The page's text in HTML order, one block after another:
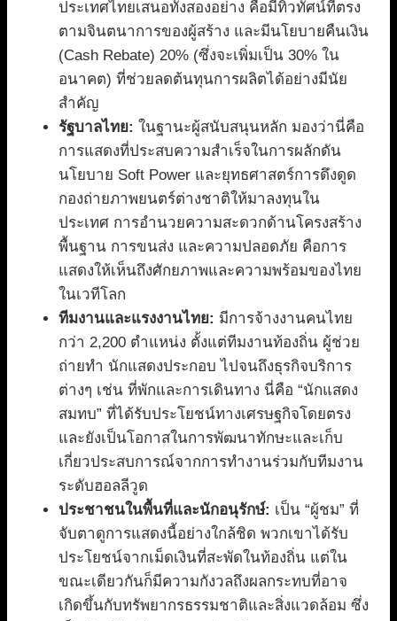
ประเทศไทยเสนอทั้งสองอย่าง คือมีทิวทัศน์ที่ตรง
ตามจินตนาการของผู้สร้าง และมีนโยบายคืนเงิน
(Cash Rebate) 20% (ซึ่งจะเพิ่มเป็น 30% ใน
อนาคต) ที่ช่วยลดต้นทุนการผลิตได้อย่างมีนัย
สำคัญ
รัฐบาลไทย: ในฐานะผู้สนับสนุนหลัก มองว่านี่คือ
การแสดงที่ประสบความสำเร็จในการผลักดัน
นโยบาย Soft Power และยุทธศาสตร์การดึงดูด
กองถ่ายภาพยนตร์ต่างชาติให้มาลงทุนใน
ประเทศ การอำนวยความสะดวกด้านโครงสร้าง
พื้นฐาน การขนส่ง และความปลอดภัย คือการ
แสดงให้เห็นถึงศักยภาพและความพร้อมของไทย
ในเวทีโลก
ทีมงานและแรงงานไทย: มีการจ้างงานคนไทย
กว่า 2,200 ตำแหน่ง ตั้งแต่ทีมงานท้องถิ่น ผู้ช่วย
ถ่ายทำ นักแสดงประกอบ ไปจนถึงธุรกิจบริการ
ต่างๆ เช่น ที่พักและการเดินทาง นี่คือ “นักแสดง
สมทบ” ที่ได้รับประโยชน์ทางเศรษฐกิจโดยตรง
และยังเป็นโอกาสในการพัฒนาทักษะและเก็บ
เกี่ยวประสบการณ์จากการทำงานร่วมกับทีมงาน
ระดับฮอลลีวูด
ประชาชนในพื้นที่และนักอนุรักษ์: เป็น “ผู้ชม” ที่
จับตาดูการแสดงนี้อย่างใกล้ชิด พวกเขาได้รับ
ประโยชน์จากเม็ดเงินที่สะพัดในท้องถิ่น แต่ใน
ขณะเดียวกันก็มีความกังวลถึงผลกระทบที่อาจ
เกิดขึ้นกับทรัพยากรธรรมชาติและสิ่งแวดล้อม ซึ่ง